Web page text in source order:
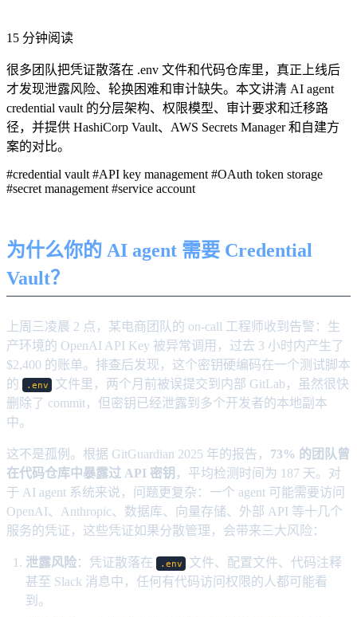
15 分钟阅读
很多团队把凭证散落在 .env 文件和代码仓库里，真正上线后
才发现泄露风险、轮换困难和审计缺失。本文讲清 AI agent
credential vault 的分层架构、权限模型、审计要求和迁移路
径，并提供 HashiCorp Vault、AWS Secrets Manager 和自建方
案的对比。
#credential vault #API key management #OAuth token storage
#secret management #service account
为什么你的 AI agent 需要 Credential
Vault？
上周三凌晨 2 点，某电商团队的 on-call 工程师收到告警：生
产环境的 OpenAI API Key 被异常调用，过去 3 小时内产生了
$2,400 的账单。排查后发现，这个密钥硬编码在一个测试脚本
的
.env
文件里，两个月前被误提交到内部 GitLab，虽然很快
删除了 commit，但密钥已经泄露到多个开发者的本地副本
中。
这不是孤例。根据 GitGuardian 2025 年的报告， 73% 的团队曾
在代码仓库中暴露过 API 密钥 ，平均检测时间为 187 天。对
于 AI agent 系统来说，问题更复杂：一个 agent 可能需要访问
OpenAI、Anthropic、数据库、向量存储、外部 API 等十几个
服务的凭证，这些凭证如果分散管理，会带来三大风险：
泄露风险：凭证散落在 .env
文件、配置文件、代码注释
甚至 Slack 消息中，任何有代码访问权限的人都可能看
到。